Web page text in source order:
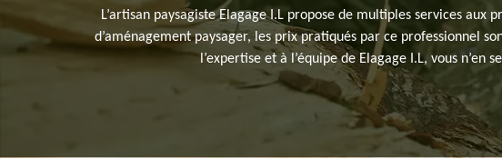
L’artisan paysagiste Elagage I.L propose de multiples services
d’aménagement paysager, les prix pratiqués par ce professionnel
l’expertise et à l’équipe de Elagage I.L, vous